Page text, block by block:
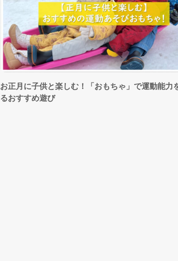
お正月に子供と楽しむ！「おもちゃ」で運動能力
るおすすめ遊び